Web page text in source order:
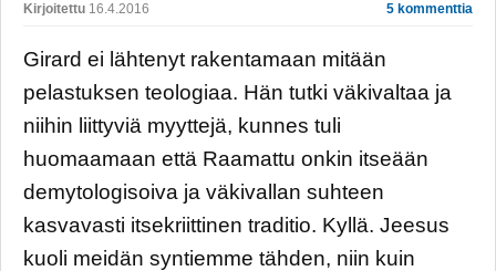
Kirjoitettu 16.4.2016 5 kommenttia
Girard ei lähtenyt rakentamaan mitään
pelastuksen teologiaa. Hän tutki väkivaltaa ja
niihin liittyviä myyttejä, kunnes tuli
huomaamaan että Raamattu onkin itseään
demytologisoiva ja väkivallan suhteen
kasvavasti itsekriittinen traditio. Kyllä. Jeesus
kuoli meidän syntiemme tähden, niin kuin